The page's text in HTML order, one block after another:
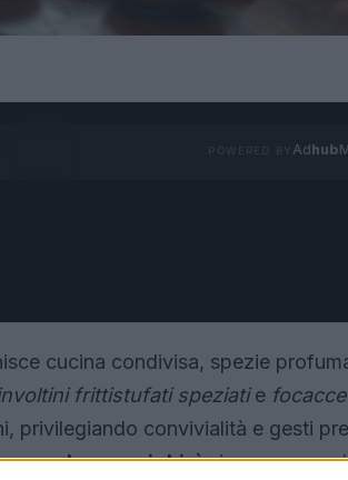
Adhub
cucina condivisa, spezie
frittistufati speziatie focacce
privilegiando convivialità e gesti
sambusaezighinìciascuno con